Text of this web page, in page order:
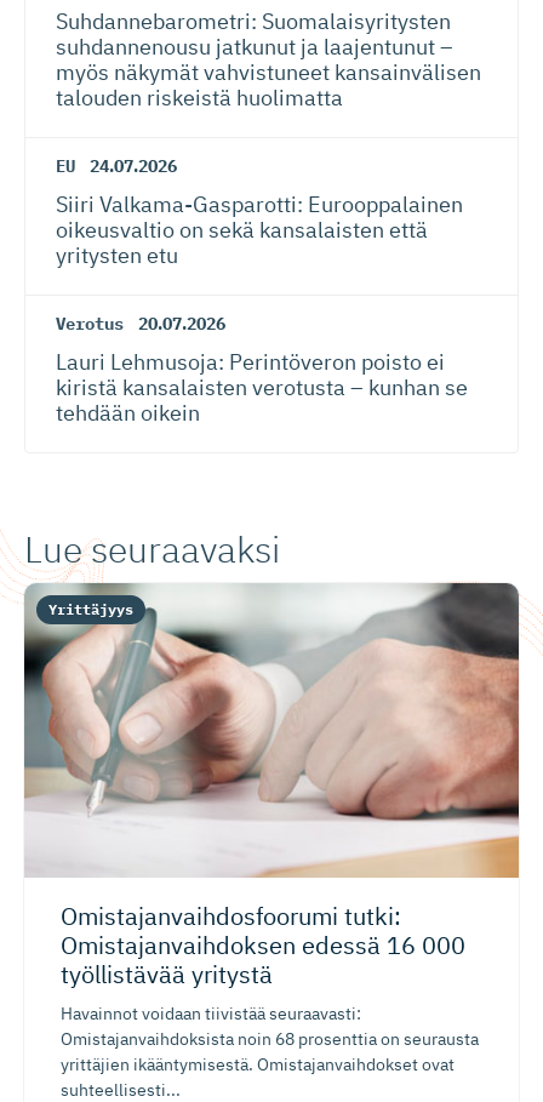
Suhdanneba­ro­metri: Suomalaisy­ri­tysten
suhdannenousu jatkunut ja laajentunut –
myös näkymät vahvistuneet kansainvälisen
talouden riskeistä huolimatta
EU 24.07.2026
Siiri Valkama-Gas­pa­rotti: Eurooppalainen
oikeusvaltio on sekä kansalaisten että
yritysten etu
Verotus 20.07.2026
Lauri Lehmusoja: Perintöveron poisto ei
kiristä kansalaisten verotusta – kunhan se
tehdään oikein
Lue seuraavaksi
Omistajan­vaih­dos­foorumi tutki:
Omistajan­vaih­doksen edessä 16 000
työllistävää yritystä
Havainnot voidaan tiivistää seuraavasti:
Omistajanvaihdoksista noin 68 prosenttia on seurausta
yrittäjien ikääntymisestä. Omistajanvaihdokset ovat
suhteellisesti...
Yrittäjyys